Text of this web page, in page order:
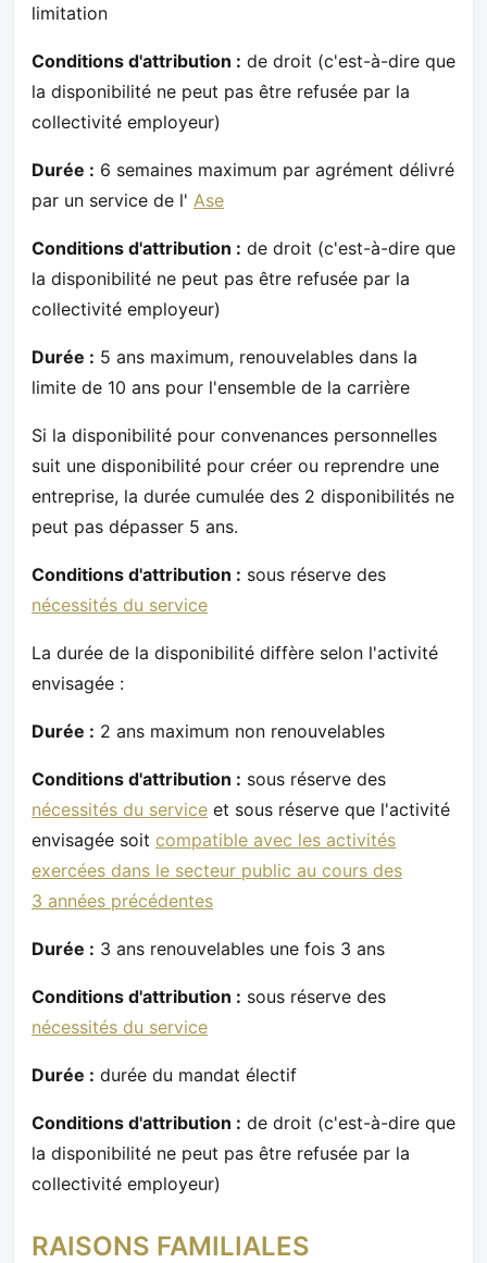
limitation
Conditions d'attribution : de droit (c'est-à-dire que
la disponibilité ne peut pas être refusée par la
collectivité employeur)
Durée : 6 semaines maximum par agrément délivré
par un service de l' Ase
Conditions d'attribution : de droit (c'est-à-dire que
la disponibilité ne peut pas être refusée par la
collectivité employeur)
Durée : 5 ans maximum, renouvelables dans la
limite de 10 ans pour l'ensemble de la carrière
Si la disponibilité pour convenances personnelles
suit une disponibilité pour créer ou reprendre une
entreprise, la durée cumulée des 2 disponibilités ne
peut pas dépasser 5 ans.
Conditions d'attribution : sous réserve des
nécessités du service
La durée de la disponibilité diffère selon l'activité
envisagée :
Durée : 2 ans maximum non renouvelables
Conditions d'attribution : sous réserve des
nécessités du service et sous réserve que l'activité
envisagée soit compatible avec les activités
exercées dans le secteur public au cours des
3 années précédentes
Durée : 3 ans renouvelables une fois 3 ans
Conditions d'attribution : sous réserve des
nécessités du service
Durée : durée du mandat électif
Conditions d'attribution : de droit (c'est-à-dire que
la disponibilité ne peut pas être refusée par la
collectivité employeur)
RAISONS FAMILIALES